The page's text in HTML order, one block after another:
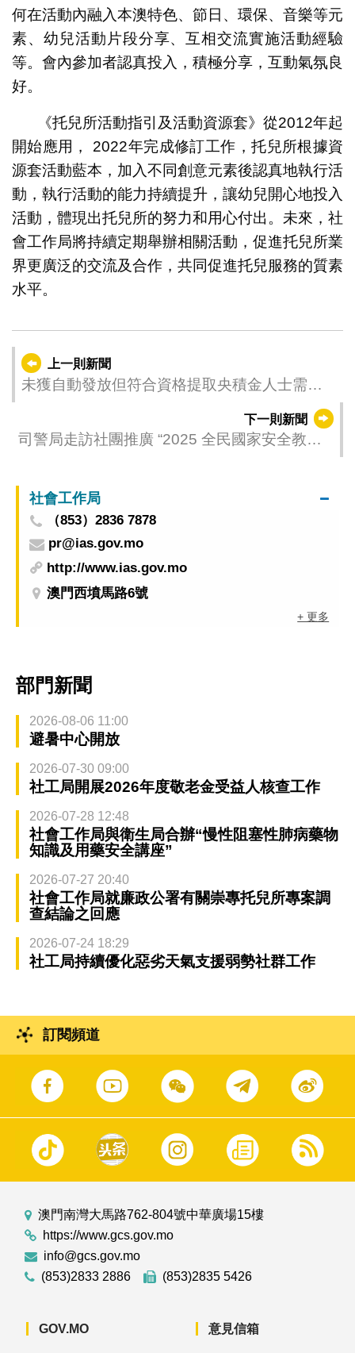
何在活動內融入本澳特色、節日、環保、音樂等元
素、幼兒活動片段分享、互相交流實施活動經驗
等。會內參加者認真投入，積極分享，互動氣氛良
好。
《托兒所活動指引及活動資源套》從2012年起
開始應用， 2022年完成修訂工作，托兒所根據資
源套活動藍本，加入不同創意元素後認真地執行活
動，執行活動的能力持續提升，讓幼兒開心地投入
活動，體現出托兒所的努力和用心付出。未來，社
會工作局將持續定期舉辦相關活動，促進托兒所業
界更廣泛的交流及合作，共同促進托兒服務的質素
水平。
上一則新聞
未獲自動發放但符合資格提取央積金人士需自
下一則新聞
司警局走訪社團推廣 “2025 全民國家安全教育
社會工作局
（853）2836 7878
pr@ias.gov.mo
http://www.ias.gov.mo
澳門西墳馬路6號
+ 更多
部門新聞
2026-08-06 11:00
避暑中心開放
2026-07-30 09:00
社工局開展2026年度敬老金受益人核查工作
2026-07-28 12:48
社會工作局與衛生局合辦“慢性阻塞性肺病藥物
知識及用藥安全講座”
2026-07-27 20:40
社會工作局就廉政公署有關崇專托兒所專案調
查結論之回應
2026-07-24 18:29
社工局持續優化惡劣天氣支援弱勢社群工作
訂閱頻道
澳門南灣大馬路762-804號中華廣場15樓
https://www.gcs.gov.mo
info@gcs.gov.mo
(853)2833 2886
(853)2835 5426
GOV.MO 意見信箱